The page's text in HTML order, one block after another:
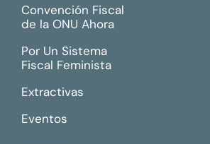
Convención Fiscal
de la ONU Ahora
Por Un Sistema
Fiscal Feminista
Extractivas
Eventos